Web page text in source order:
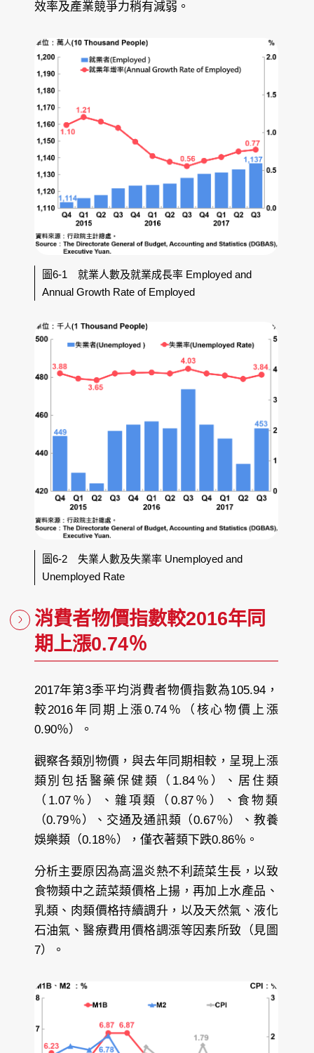
效率及產業競爭力稍有減弱。
圖6-1 就業人數及就業成長率 Employed and
Annual Growth Rate of Employed
圖6-2 失業人數及失業率 Unemployed and
Unemployed Rate
消費者物價指數較2016年同
期上漲0.74％
2017年第3季平均消費者物價指數為105.94，
較2016年同期上漲0.74％（核心物價上漲
0.90％）。
觀察各類別物價，與去年同期相較，呈現上漲
類別包括醫藥保健類（1.84％）、居住類
（1.07％）、雜項類（0.87％）、食物類
（0.79％）、交通及通訊類（0.67％）、教養
娛樂類（0.18％），僅衣著類下跌0.86％。
分析主要原因為高溫炎熱不利蔬菜生長，以致
食物類中之蔬菜類價格上揚，再加上水產品、
乳類、肉類價格持續調升，以及天然氣、液化
石油氣、醫療費用價格調漲等因素所致（見圖
7）。